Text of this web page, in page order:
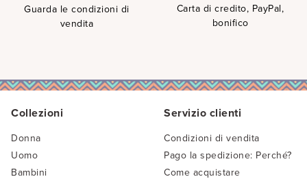
Guarda le condizioni di
vendita
Carta di credito, PayPal,
bonifico
Collezioni
Donna
Uomo
Bambini
Servizio clienti
Condizioni di vendita
Pago la spedizione: Perché?
Come acquistare